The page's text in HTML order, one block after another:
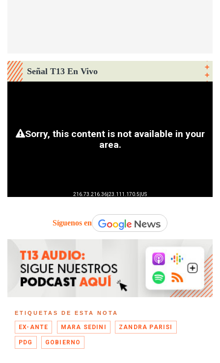
Señal T13 En Vivo
Síguenos en
ETIQUETAS DE ESTA NOTA
EX-ANTE MARA SEDINI ZANDRA PARISI
PDG GOBIERNO